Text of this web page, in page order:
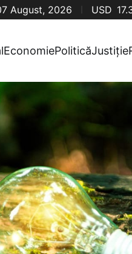
August, 2026 USD
EconomiePoliticăJustiție